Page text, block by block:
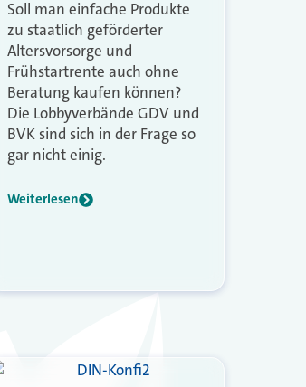
Soll man einfache Produkte
zu staatlich geförderter
Altersvorsorge und
Frühstartrente auch ohne
Beratung kaufen können?
Die Lobbyverbände GDV und
BVK sind sich in der Frage so
gar nicht einig.
Weiterlesen